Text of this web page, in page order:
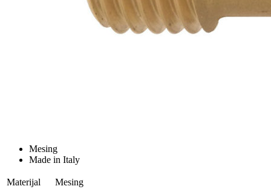
Mesing
Made in Italy
Materijal
Mesing